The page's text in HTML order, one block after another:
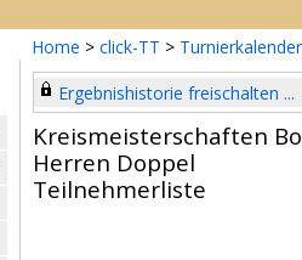
Home > click-TT > Turnierkalender
Ergebnishistorie freischalten ...
Kreismeisterschaften
Herren Doppel
Teilnehmerliste